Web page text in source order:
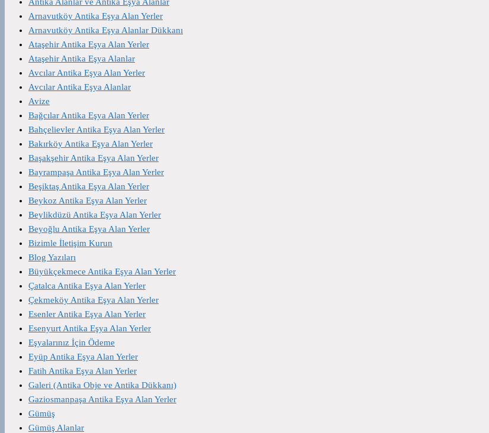
Arnavutköy Antika Eşya Alan Yerler
Arnavutköy Antika Eşya Alanlar Dükkanı
Ataşehir Antika Eşya Alan Yerler
Ataşehir Antika Eşya Alanlar
Avcılar Antika Eşya Alan Yerler
Avcılar Antika Eşya Alanlar
Avize
Bağcılar Antika Eşya Alan Yerler
Bahçelievler Antika Eşya Alan Yerler
Bakırköy Antika Eşya Alan Yerler
Başakşehir Antika Eşya Alan Yerler
Bayrampaşa Antika Eşya Alan Yerler
Beşiktaş Antika Eşya Alan Yerler
Beykoz Antika Eşya Alan Yerler
Beylikdüzü Antika Eşya Alan Yerler
Beyoğlu Antika Eşya Alan Yerler
Bizimle İletişim Kurun
Blog Yazıları
Büyükçekmece Antika Eşya Alan Yerler
Çatalca Antika Eşya Alan Yerler
Çekmeköy Antika Eşya Alan Yerler
Esenler Antika Eşya Alan Yerler
Esenyurt Antika Eşya Alan Yerler
Eşyalarınız İçin Ödeme
Eyüp Antika Eşya Alan Yerler
Fatih Antika Eşya Alan Yerler
Galeri (Antika Obje ve Antika Dükkanı)
Gaziosmanpaşa Antika Eşya Alan Yerler
Gümüş
Gümüş Alanlar